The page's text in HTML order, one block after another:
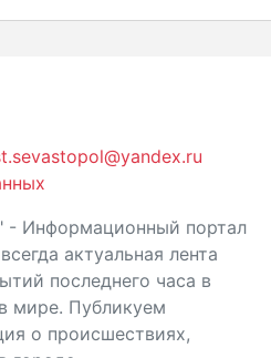
- Информационный портал
актуальная лента
последнего часа в
мире. Публикуем
о происшествиях,